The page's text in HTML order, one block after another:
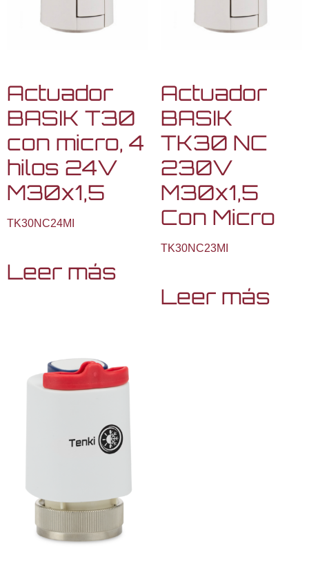
Actuador
BASIK T30
con micro, 4
hilos 24V
M30x1,5
TK30NC24MI
Leer más
Actuador
BASIK
TK30 NC
230V
M30x1,5
Con Micro
TK30NC23MI
Leer más